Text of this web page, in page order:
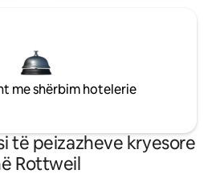
me shërbim hotelerie
të peizazheve kryesore
Rottweil